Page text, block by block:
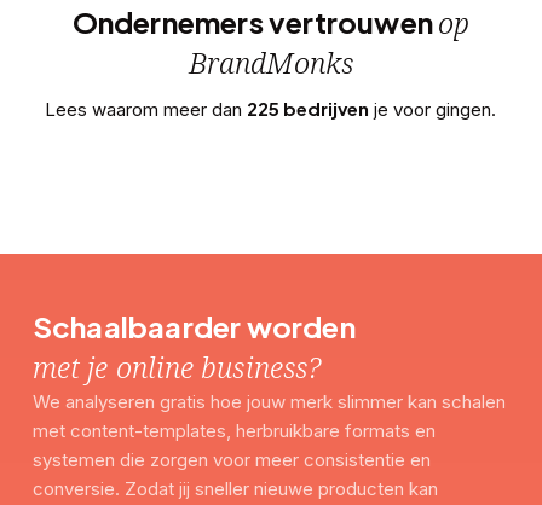
Ondernemers vertrouwenop
BrandMonks
Lees waarom meer dan 225 bedrijven je voor gingen.
Schaalbaarder worden
met je online business?
We analyseren gratis hoe jouw merk slimmer kan schalen
met content-templates, herbruikbare formats en
systemen die zorgen voor meer consistentie en
conversie. Zodat jij sneller nieuwe producten kan